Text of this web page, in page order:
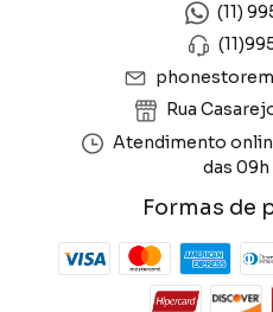
(11)
Rua
Atendimento
das 09h
Formas de